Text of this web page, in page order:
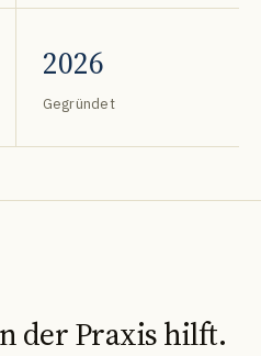
2026
Gegründet
der Praxis hilft.